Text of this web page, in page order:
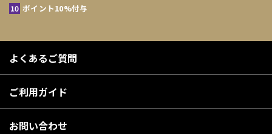
ポイント10%付与
よくあるご質問
ご利用ガイド
お問い合わせ